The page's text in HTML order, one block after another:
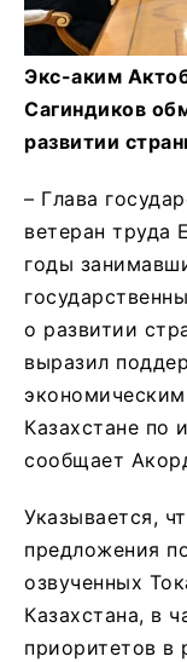
Экс-аким
Сагиндиков
развитии
– Глава
ветеран труда
годы
о развитии
выразил
Казахстане по
сообщает
Указывается,
предложения
озвученных
Казахстана, в
приоритетов в